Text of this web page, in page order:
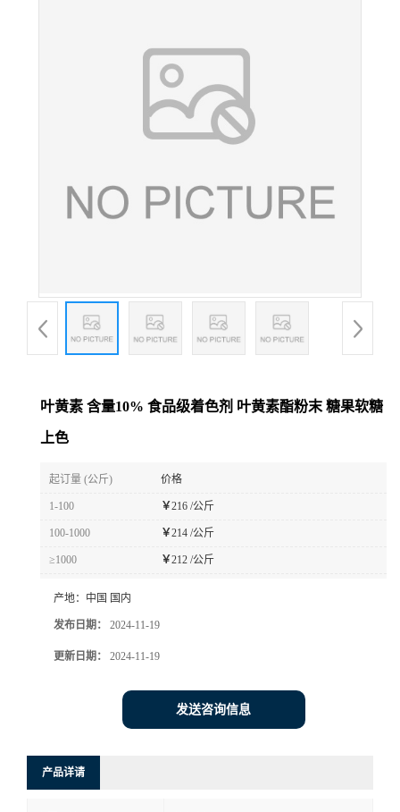
叶黄素 含量10% 食品级着色剂 叶黄素酯粉末 糖果软糖
上色
起订量 (公斤) 价格
1-100 ￥216 /公斤
100-1000 ￥214 /公斤
≥1000 ￥212 /公斤
产地： 中国 国内
发布日期： 2024-11-19
更新日期： 2024-11-19
发送咨询信息
产品详请